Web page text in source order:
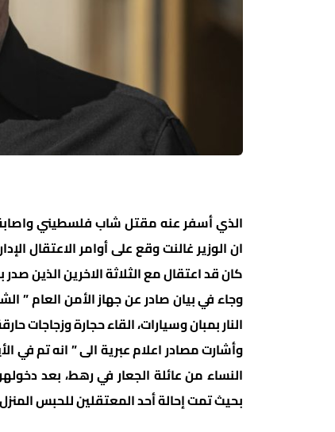
الذي أسفر عنه مقتل شاب فلسطيني واصابة
كان قد اعتقال مع الثلاثة الاخرين الذين صدر
وجاء في بيان صادر عن جهاز الأمن العام ”
النار بمبان وسيارات، القاء حجارة وزجاجات
النساء من عائلة الجعار في رهط، بعد
بحيث تمت إحالة أحد المعتقلين للحبس